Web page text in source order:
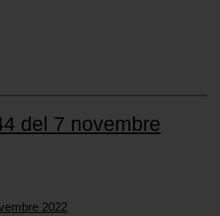
del 7 novembre
2022